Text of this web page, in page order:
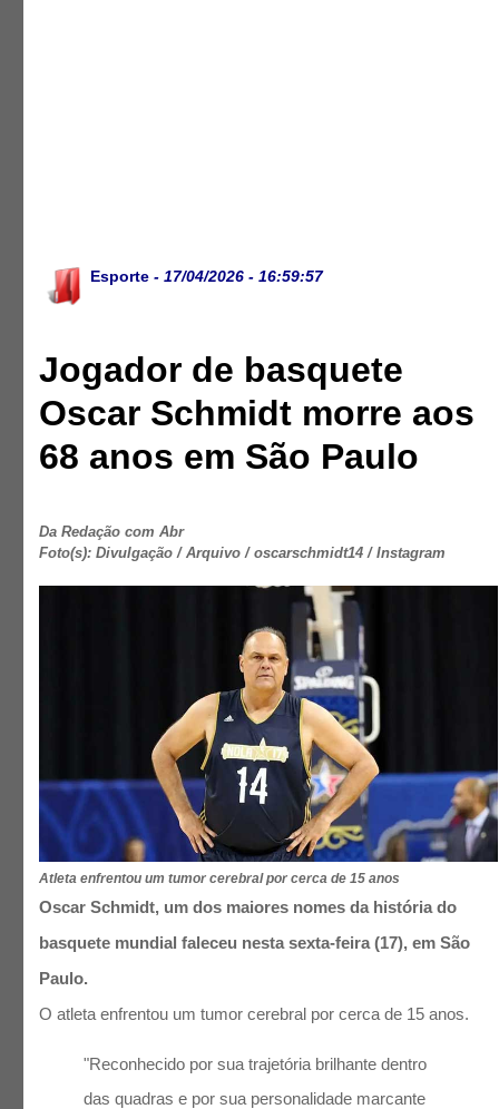
Esporte - 17/04/2026 - 16:59:57
Jogador de basquete
Oscar Schmidt morre aos
68 anos em São Paulo
Da Redação com Abr
Foto(s): Divulgação / Arquivo / oscarschmidt14 / Instagram
Atleta enfrentou um tumor cerebral por cerca de 15 anos
Oscar Schmidt, um dos maiores nomes da história do
basquete mundial faleceu nesta sexta-feira (17), em São
Paulo.
O atleta enfrentou um tumor cerebral por cerca de 15 anos.
"Reconhecido por sua trajetória brilhante dentro
das quadras e por sua personalidade marcante